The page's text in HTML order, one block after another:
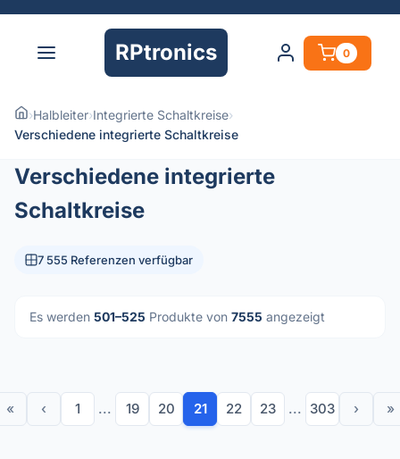
RPtronics 0
›Halbleiter›Integrierte Schaltkreise›
Verschiedene integrierte Schaltkreise
Verschiedene integrierte
Schaltkreise
7 555 Referenzen verfügbar
Es werden 501–525 Produkte von 7555 angezeigt
« ‹ 1 ... 19 20 21 22 23 ... 303 › »